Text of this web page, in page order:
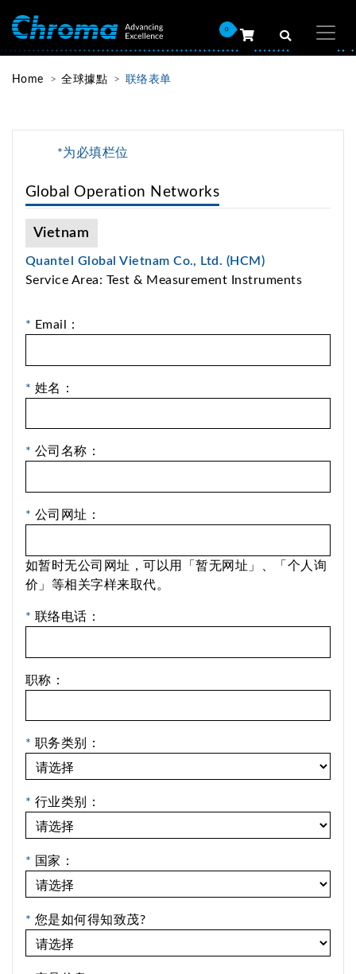
0
Home 全球據點 联络表单
*为必填栏位
Global Operation Networks
Vietnam
Quantel Global Vietnam Co., Ltd. (HCM)
Service Area: Test & Measurement Instruments
* Email：
* 姓名：
* 公司名称：
* 公司网址：
如暂时无公司网址，可以用「暂无网址」、「个人询
价」等相关字样来取代。
* 联络电话：
职称：
* 职务类别：
* 行业类别：
* 国家：
* 您是如何得知致茂?